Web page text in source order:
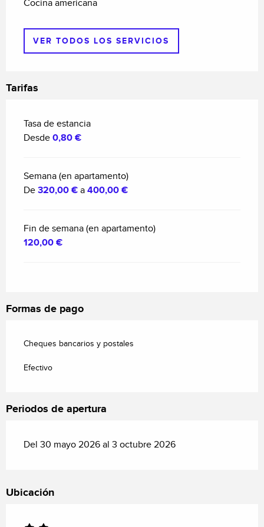
Cocina americana
VER TODOS LOS SERVICIOS
Tarifas
Tasa de estancia
Desde 0,80 €
Semana (en apartamento)
De 320,00 € a 400,00 €
Fin de semana (en apartamento)
120,00 €
Formas de pago
Cheques bancarios y postales
Efectivo
Periodos de apertura
Del 30 mayo 2026 al 3 octubre 2026
Ubicación